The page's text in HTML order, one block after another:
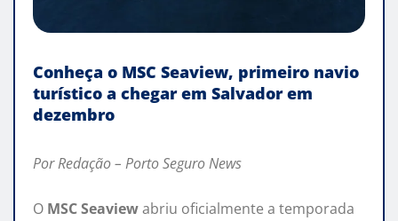
Conheça o MSC Seaview, primeiro navio
turístico a chegar em Salvador em
dezembro
Por Redação – Porto Seguro News
O MSC Seaviewabriu oficialmente a temporada